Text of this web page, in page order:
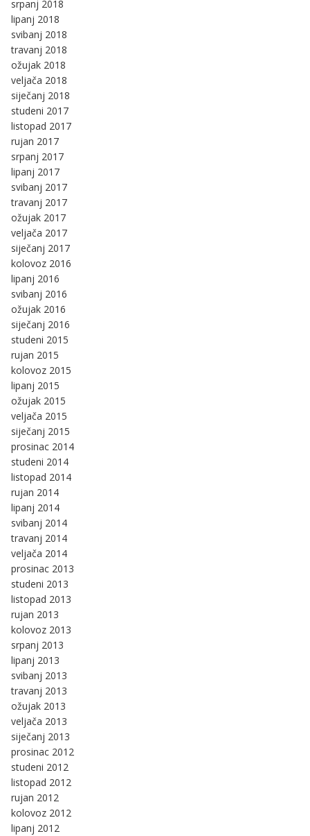
srpanj 2018
lipanj 2018
svibanj 2018
travanj 2018
ožujak 2018
veljača 2018
siječanj 2018
studeni 2017
listopad 2017
rujan 2017
srpanj 2017
lipanj 2017
svibanj 2017
travanj 2017
ožujak 2017
veljača 2017
siječanj 2017
kolovoz 2016
lipanj 2016
svibanj 2016
ožujak 2016
siječanj 2016
studeni 2015
rujan 2015
kolovoz 2015
lipanj 2015
ožujak 2015
veljača 2015
siječanj 2015
prosinac 2014
studeni 2014
listopad 2014
rujan 2014
lipanj 2014
svibanj 2014
travanj 2014
veljača 2014
prosinac 2013
studeni 2013
listopad 2013
rujan 2013
kolovoz 2013
srpanj 2013
lipanj 2013
svibanj 2013
travanj 2013
ožujak 2013
veljača 2013
siječanj 2013
prosinac 2012
studeni 2012
listopad 2012
rujan 2012
kolovoz 2012
lipanj 2012